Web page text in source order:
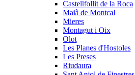
Castellfollit de la Roca
Maià de Montcal
Mieres
Montagut i Oix
Olot
Les Planes d'Hostoles
Les Preses
Riudaura